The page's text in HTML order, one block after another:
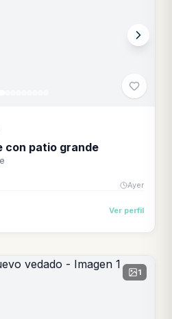
con patio grande
Ayer
Ver perfil
1